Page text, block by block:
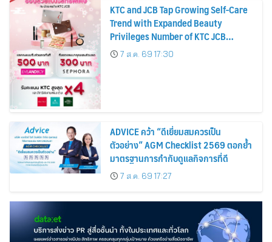
KTC and JCB Tap Growing Self-Care
Trend with Expanded Beauty
Privileges Number of KTC JCB
Cardmembers Spending on
Cosmetics Rises 26%
7 ส.ค. 69 17:30
ADVICE คว้า “ดีเยี่ยมสมควรเป็น
ตัวอย่าง” AGM Checklist 2569 ตอกย้ำ
มาตรฐานการกำกับดูแลกิจการที่ดี
7 ส.ค. 69 17:27